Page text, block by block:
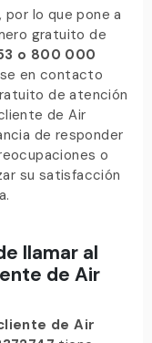
por lo que pone a
gratuito de
o 800 000
en contacto
de atención
de Air
de responder
o
su satisfacción
llamar al
de Air
de Air